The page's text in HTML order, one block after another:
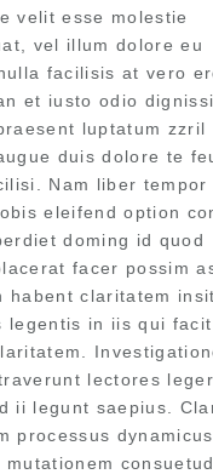
velit esse molestie
vel illum dolore eu
facilisis at vero
et iusto odio
luptatum zzril
duis dolore te
Nam liber tempor
eleifend option
doming id quod
facer possim
habent claritatem
legentis in iis qui facit
lectores
ii legunt saepius.
processus